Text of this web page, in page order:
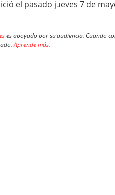
el pasado jueves 7 de
es apoyado por su audiencia. Cuando
Aprende más.